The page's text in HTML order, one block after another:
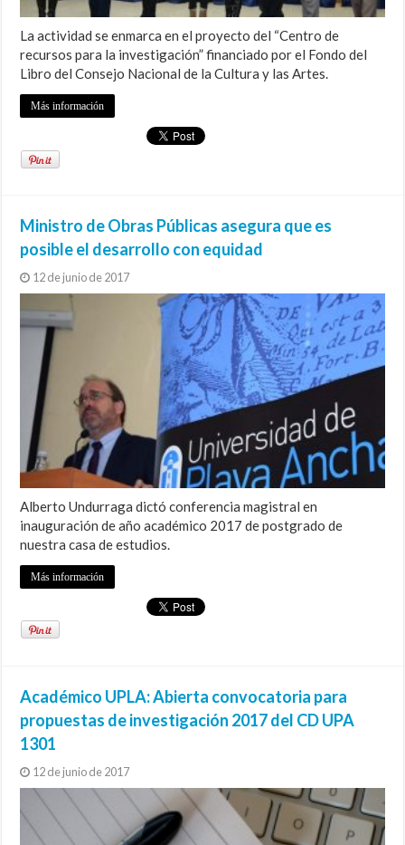
La actividad se enmarca en el proyecto del “Centro de
recursos para la investigación” financiado por el Fondo del
Libro del Consejo Nacional de la Cultura y las Artes.
Más información
Ministro de Obras Públicas asegura que es
posible el desarrollo con equidad
12 de junio de 2017
Alberto Undurraga dictó conferencia magistral en
inauguración de año académico 2017 de postgrado de
nuestra casa de estudios.
Más información
Académico UPLA: Abierta convocatoria para
propuestas de investigación 2017 del CD UPA
1301
12 de junio de 2017